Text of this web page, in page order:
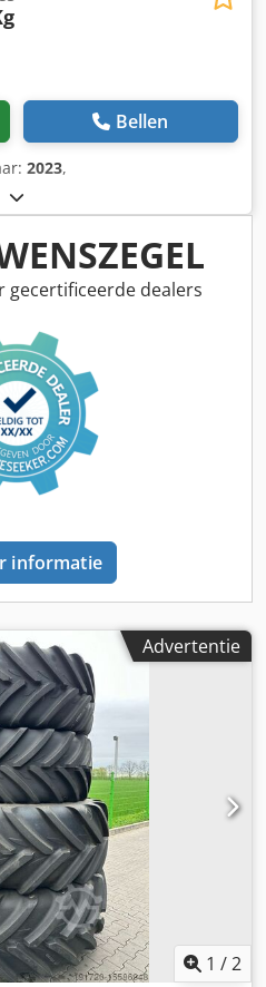
Bellen
2023,
gecertificeerde dealers
informatie
Advertentie
1 /2